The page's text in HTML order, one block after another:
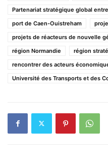
Partenariat stratégique global
port de Caen-Ouistreham
projets de réacteurs de nouvelle
région Normandie
région
rencontrer des acteurs
Université des Transports et des